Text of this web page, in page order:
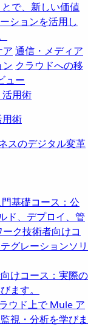
で、新しい価値
ションを活用し
ア 通信・メディア
ン クラウドへの移
ュー
術
スのデジタル変革
基礎コース：公
ド、デプロイ、管
ク技術者向けコ
グレーションソリ
けコース：実際の
ます。
ウド上で Mule ア
視・分析を学びま